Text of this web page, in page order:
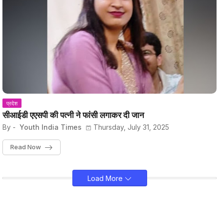
प्रदेश
सीआईडी एएसपी की पत्नी ने फांसी लगाकर दी जान
By - Youth India Times Thursday, July 31, 2025
Read Now
Load More